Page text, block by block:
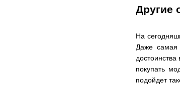
Другие
На
Даже самая
покупать
подойдет